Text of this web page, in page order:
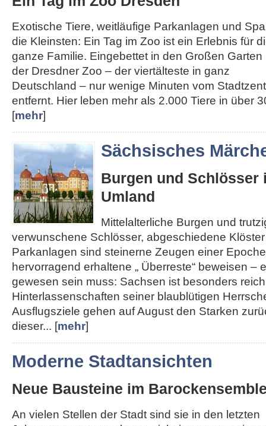
Exotische Tiere, weitläufige Parkanlagen und
die Kleinsten: Ein Tag im Zoo ist ein Erlebnis für
ganze Familie. Eingebettet in den Großen Garten
der Dresdner Zoo – der viertälteste in ganz
Deutschland – nur wenige Minuten vom
entfernt. Hier leben mehr als 2.000 Tiere in über
[mehr]
Sächsisches
Burgen und Schlösser
Umland
Mittelalterliche Burgen und
verwunschene Schlösser, abgeschiedene
Parkanlagen sind steinerne Zeugen einer
hervorragend erhaltene „ Überreste“ beweisen –
gewesen sein muss: Sachsen ist besonders
Hinterlassenschaften seiner blaublütigen
Ausflugsziele gehen auf August den Starken
dieser... [mehr]
Moderne Stadtansichten
Neue Bausteine im
An vielen Stellen der Stadt sind sie in den letzten